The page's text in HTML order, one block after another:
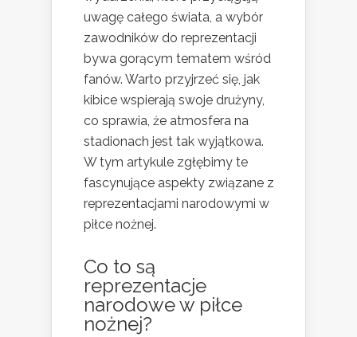
uwagę całego świata, a wybór
zawodników do reprezentacji
bywa gorącym tematem wśród
fanów. Warto przyjrzeć się, jak
kibice wspierają swoje drużyny,
co sprawia, że atmosfera na
stadionach jest tak wyjątkowa.
W tym artykule zgłębimy te
fascynujące aspekty związane z
reprezentacjami narodowymi w
piłce nożnej.
Co to są
reprezentacje
narodowe w piłce
nożnej?